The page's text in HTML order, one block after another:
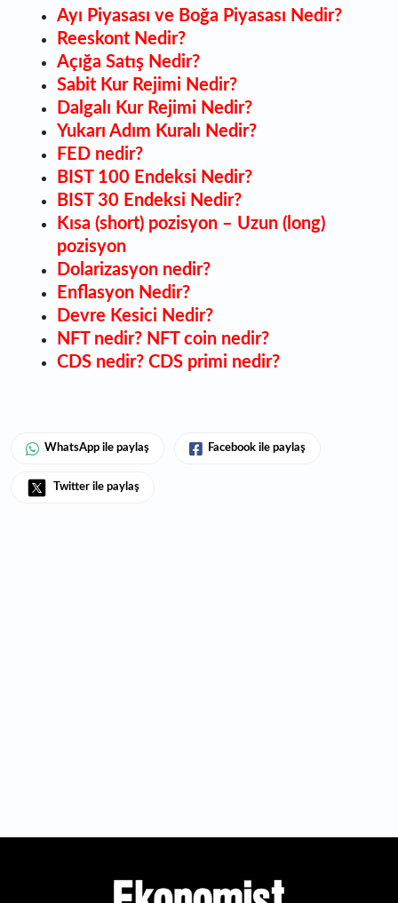
Ayı Piyasası ve Boğa Piyasası Nedir?
Reeskont Nedir?
Açığa Satış Nedir?
Sabit Kur Rejimi Nedir?
Dalgalı Kur Rejimi Nedir?
Yukarı Adım Kuralı Nedir?
FED nedir?
BIST 100 Endeksi Nedir?
BIST 30 Endeksi Nedir?
Kısa (short) pozisyon – Uzun (long)
pozisyon
Dolarizasyon nedir?
Enflasyon Nedir?
Devre Kesici Nedir?
NFT nedir? NFT coin nedir?
CDS nedir? CDS primi nedir?
WhatsApp ile paylaş Facebook ile paylaş
Twitter ile paylaş